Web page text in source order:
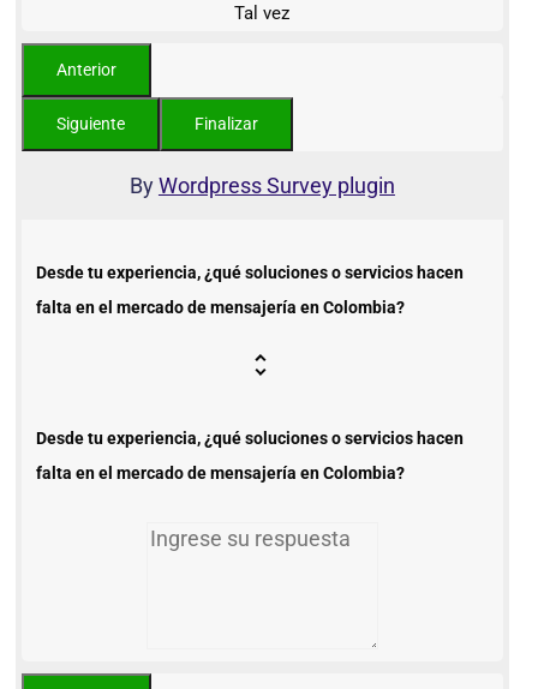
Tal vez
ByWordpress Survey plugin
Desde tu experiencia, ¿qué soluciones o servicios hacen
falta en el mercado de mensajería en Colombia?
Desde tu experiencia, ¿qué soluciones o servicios hacen
falta en el mercado de mensajería en Colombia?